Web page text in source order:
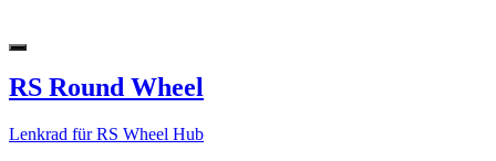
RS Round Wheel
Lenkrad für RS Wheel Hub